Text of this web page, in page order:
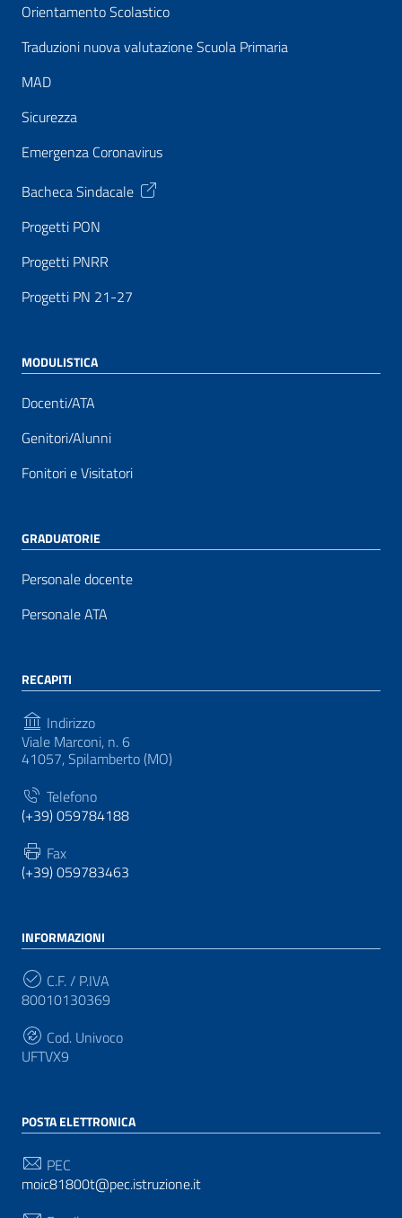
Orientamento Scolastico
Traduzioni nuova valutazione Scuola Primaria
MAD
Sicurezza
Emergenza Coronavirus
Bacheca Sindacale
Progetti PON
Progetti PNRR
Progetti PN 21-27
MODULISTICA
Docenti/ATA
Genitori/Alunni
Fonitori e Visitatori
GRADUATORIE
Personale docente
Personale ATA
RECAPITI
Indirizzo
Viale Marconi, n. 6
41057, Spilamberto (MO)
Telefono
(+39) 059784188
Fax
(+39) 059783463
INFORMAZIONI
C.F. / P.IVA
80010130369
Cod. Univoco
UFTVX9
POSTA ELETTRONICA
PEC
moic81800t@pec.istruzione.it